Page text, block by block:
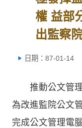
權 益部
出監察
日期：87-01-14
推動公文管理
為改進監院公文
完成公文管理電